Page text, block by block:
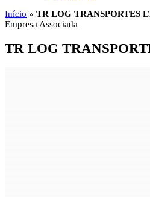
Início » TR LOG TRANSPORTES
Empresa Associada
TR LOG